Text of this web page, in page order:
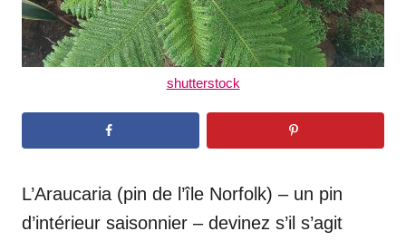
shutterstock
L’Araucaria (pin de l’île Norfolk) – un pin
d’intérieur saisonnier – devinez s’il s’agit